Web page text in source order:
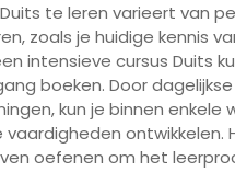
te leren varieert van
zoals je huidige kennis
intensieve cursus Duits
boeken. Door
kun je binnen
oefenen om het